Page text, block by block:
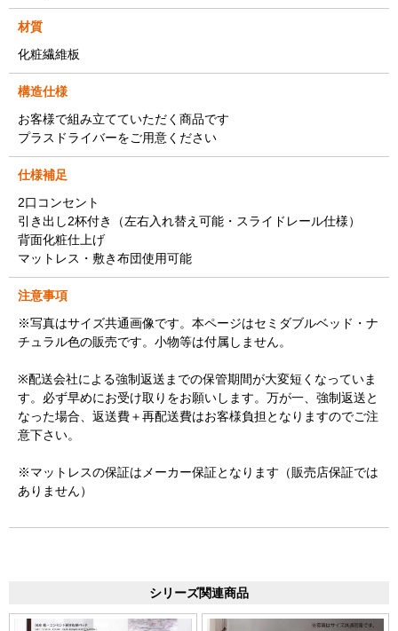
材質
化粧繊維板
構造仕様
お客様で組み立てていただく商品です
プラスドライバーをご用意ください
仕様補足
2口コンセント
引き出し2杯付き（左右入れ替え可能・スライドレール仕様）
背面化粧仕上げ
マットレス・敷き布団使用可能
注意事項
※写真はサイズ共通画像です。本ページはセミダブルベッド・ナ
チュラル色の販売です。小物等は付属しません。
※配送会社による強制返送までの保管期間が大変短くなっていま
す。必ず早めにお受け取りをお願いします。万が一、強制返送と
なった場合、返送費＋再配送費はお客様負担となりますのでご注
意下さい。
※マットレスの保証はメーカー保証となります（販売店保証では
ありません）
シリーズ関連商品